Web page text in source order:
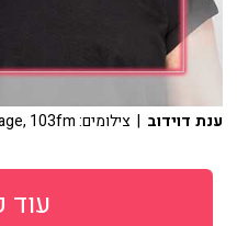
ענת דוידוב | צילומים: Ingram Image, 103fm
עוד